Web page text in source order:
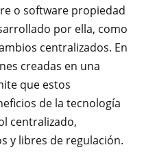
o software propiedad
por ella, como
centralizados. En
creadas en una
que estos
de la tecnología
centralizado,
y libres de regulación.